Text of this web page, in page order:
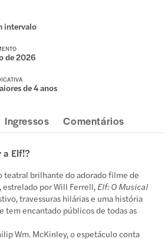
intervalo
de 2026
de 4 anos
Ingressos Comentários
a Elf!?
teatral brilhante do adorado filme de
estrelado por Will Ferrell,Elf: O Musical
travessuras hilárias e uma história
tem encantado públicos de todas as
Wm. McKinley, o espetáculo conta